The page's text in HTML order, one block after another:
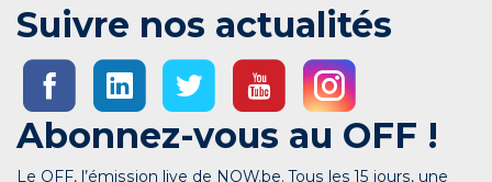
Suivre nos actualités
Abonnez-vous au OFF !
Le OFF, l’émission live de NOW.be. Tous les 15 jours, une